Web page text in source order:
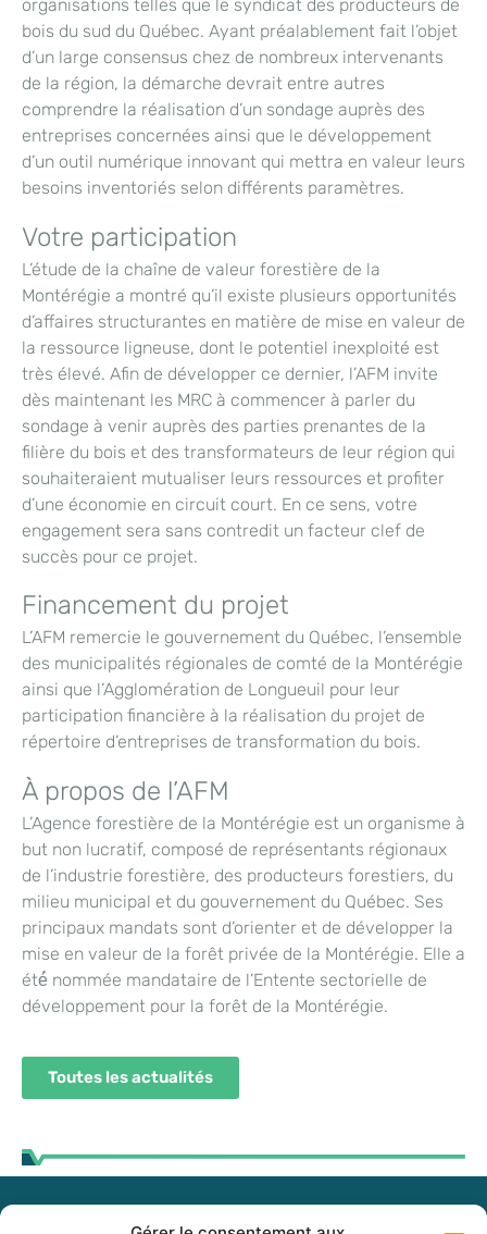
organisations telles que le syndicat des producteurs de
bois du sud du Québec. Ayant préalablement fait l’objet
d’un large consensus chez de nombreux intervenants
de la région, la démarche devrait entre autres
comprendre la réalisation d’un sondage auprès des
entreprises concernées ainsi que le développement
d’un outil numérique innovant qui mettra en valeur leurs
besoins inventoriés selon différents paramètres.
Votre participation
L’étude de la chaîne de valeur forestière de la
Montérégie a montré qu’il existe plusieurs opportunités
d’affaires structurantes en matière de mise en valeur de
la ressource ligneuse, dont le potentiel inexploité est
très élevé. Afin de développer ce dernier, l’AFM invite
dès maintenant les MRC à commencer à parler du
sondage à venir auprès des parties prenantes de la
filière du bois et des transformateurs de leur région qui
souhaiteraient mutualiser leurs ressources et profiter
d’une économie en circuit court. En ce sens, votre
engagement sera sans contredit un facteur clef de
succès pour ce projet.
Financement du projet
L’AFM remercie le gouvernement du Québec, l’ensemble
des municipalités régionales de comté de la Montérégie
ainsi que l’Agglomération de Longueuil pour leur
participation financière à la réalisation du projet de
répertoire d’entreprises de transformation du bois.
À propos de l’AFM
L’Agence forestière de la Montérégie est un organisme à
but non lucratif, composé de représentants régionaux
de l’industrie forestière, des producteurs forestiers, du
milieu municipal et du gouvernement du Québec. Ses
principaux mandats sont d’orienter et de développer la
mise en valeur de la forêt privée de la Montérégie. Elle a
été́ nommée mandataire de l’Entente sectorielle de
développement pour la forêt de la Montérégie.
Toutes les actualités